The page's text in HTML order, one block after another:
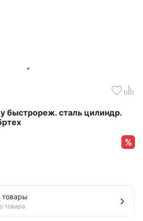
быстрореж. сталь цилиндр.
товара